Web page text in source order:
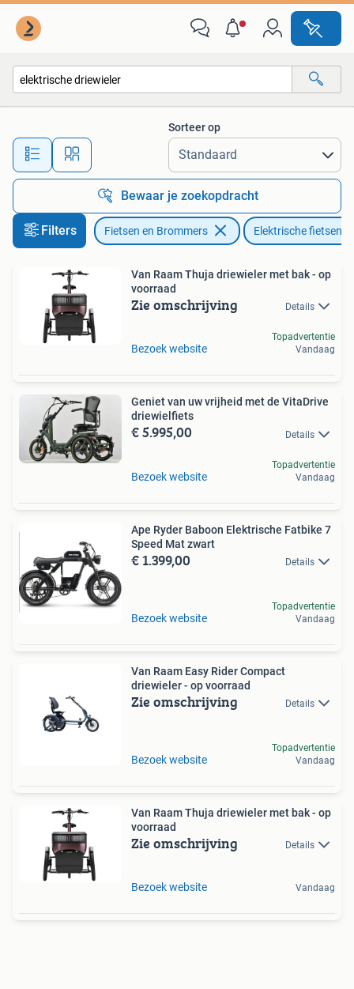
Alle afstanden…
Sorteer op
Bewaar je zoekopdracht
Filters Fietsen en Brommers Elektrische fietsen
Van Raam Thuja driewieler met bak - op
voorraad
Zie omschrijving Details
Bezoek website
Topadvertentie
Vandaag
Geniet van uw vrijheid met de VitaDrive
driewielfiets
€ 5.995,00 Details
Bezoek website
Topadvertentie
Vandaag
Ape Ryder Baboon Elektrische Fatbike 7
Speed Mat zwart
€ 1.399,00 Details
Bezoek website
Topadvertentie
Vandaag
Van Raam Easy Rider Compact
driewieler - op voorraad
Zie omschrijving Details
Bezoek website
Topadvertentie
Vandaag
Van Raam Thuja driewieler met bak - op
voorraad
Zie omschrijving Details
Bezoek website Vandaag